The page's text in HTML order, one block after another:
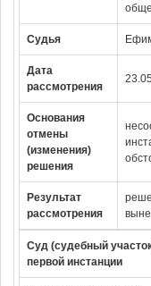
Судья
Дата
рассмотрения
Основания
отмены
(изменения)
решения
Результат
рассмотрения
Суд (судебный
первой инстанции